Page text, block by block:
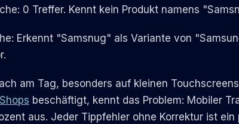
0 Treffer. Kennt kein Produkt namens
Erkennt "Samsnug" als Variante von
am Tag, besonders auf kleinen
beschäftigt, kennt das Problem: Mobiler
aus. Jeder Tippfehler ohne Korrektur ist